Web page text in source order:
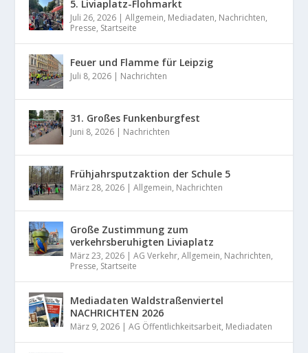
5. Liviaplatz-Flohmarkt
Juli 26, 2026 |Allgemein, Mediadaten, Nachrichten,
Presse, Startseite
Feuer und Flamme für Leipzig
Juli 8, 2026 | Nachrichten
31. Großes Funkenburgfest
Juni 8, 2026 | Nachrichten
Frühjahrsputzaktion der Schule 5
März 28, 2026 |Allgemein, Nachrichten
Große Zustimmung zum
verkehrsberuhigten Liviaplatz
März 23, 2026 |AG Verkehr,Allgemein, Nachrichten,
Presse, Startseite
Mediadaten Waldstraßenviertel
NACHRICHTEN 2026
März 9, 2026 |AG Öffentlichkeitsarbeit, Mediadaten